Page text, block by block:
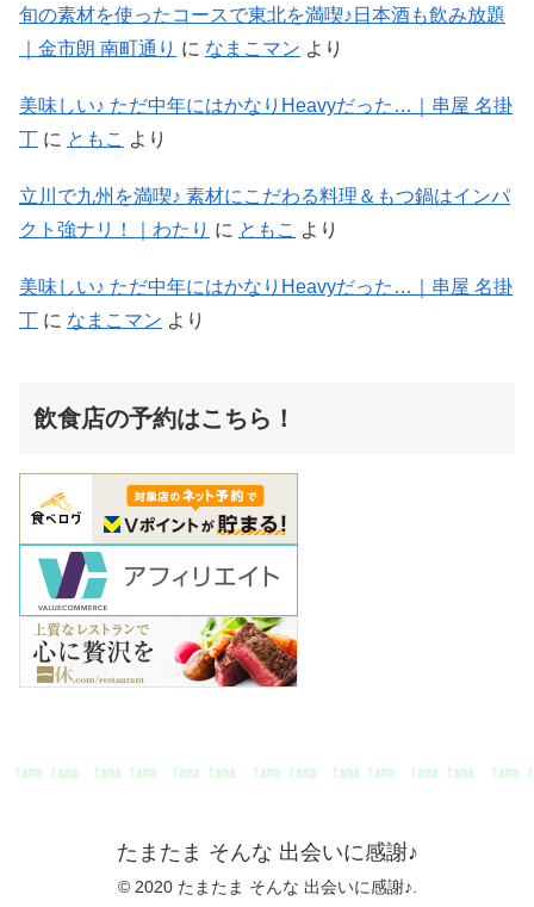
旬の素材を使ったコースで東北を満喫♪日本酒も飲み放題
｜金市朗 南町通り に なまこマン より
美味しい♪ ただ中年にはかなりHeavyだった…｜串屋 名掛
丁 に ともこ より
立川で九州を満喫♪ 素材にこだわる料理＆もつ鍋はインパ
クト強ナリ！｜わたり に ともこ より
美味しい♪ ただ中年にはかなりHeavyだった…｜串屋 名掛
丁 に なまこマン より
飲食店の予約はこちら！
たまたま そんな 出会いに感謝♪
© 2020 たまたま そんな 出会いに感謝♪.